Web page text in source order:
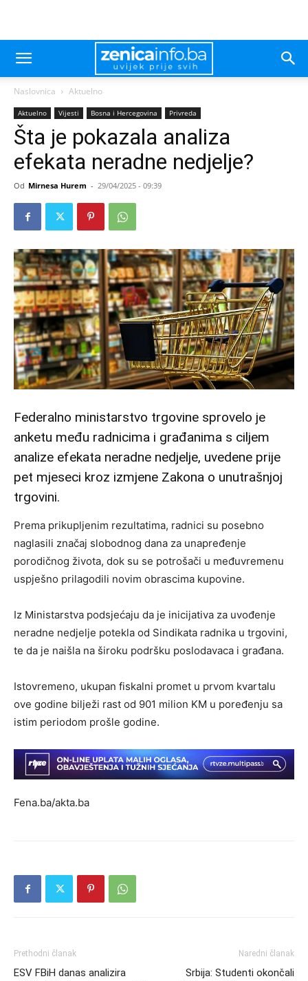
Naslovnica Aktuelno
Aktuelno Vijesti Bosna i Hercegovina Privreda
Šta je pokazala analiza
efekata neradne nedjelje?
Od Mirnesa Hurem - 29/04/2025 - 09:39
Federalno ministarstvo trgovine sprovelo je
anketu među radnicima i građanima s ciljem
analize efekata neradne nedjelje, uvedene prije
pet mjeseci kroz izmjene Zakona o unutrašnjoj
trgovini.
Prema prikupljenim rezultatima, radnici su posebno
naglasili značaj slobodnog dana za unapređenje
porodičnog života, dok su se potrošači u međuvremenu
uspješno prilagodili novim obrascima kupovine.
Iz Ministarstva podsjećaju da je inicijativa za uvođenje
neradne nedjelje potekla od Sindikata radnika u trgovini,
te da je naišla na široku podršku poslodavaca i građana.
Istovremeno, ukupan fiskalni promet u prvom kvartalu
ove godine bilježi rast od 901 milion KM u poređenju sa
istim periodom prošle godine.
Fena.ba/akta.ba
Prethodni članak
ESV FBiH danas analizira
Naredni članak
Srbija: Studenti okončali